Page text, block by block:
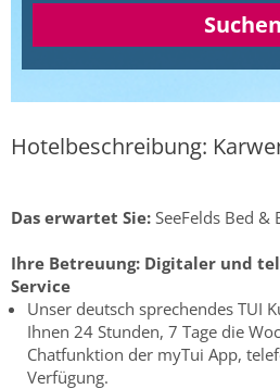
Suchen
Hotelbeschreibung:
Das erwartet Sie: SeeFelds Bed &
Ihre Betreuung: Digitaler und
Service
Unser deutsch sprechendes TUI
Ihnen 24 Stunden, 7 Tage die
Chatfunktion der myTui App,
Verfügung.